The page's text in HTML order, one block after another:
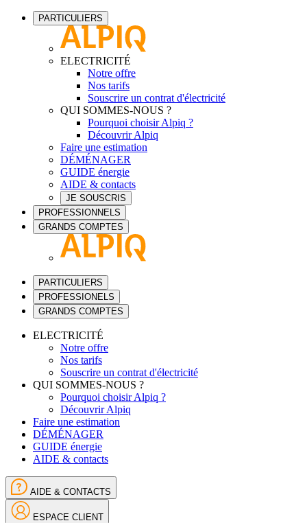
PARTICULIERS
ELECTRICITÉ
Notre offre
Nos tarifs
Souscrire un contrat d'électricité
QUI SOMMES-NOUS ?
Pourquoi choisir Alpiq ?
Découvrir Alpiq
Faire une estimation
DÉMÉNAGER
GUIDE énergie
AIDE & contacts
JE SOUSCRIS
PROFESSIONNELS
GRANDS COMPTES
PARTICULIERS
PROFESSIONELS
GRANDS COMPTES
ELECTRICITÉ
Notre offre
Nos tarifs
Souscrire un contrat d'électricité
QUI SOMMES-NOUS ?
Pourquoi choisir Alpiq ?
Découvrir Alpiq
Faire une estimation
DÉMÉNAGER
GUIDE énergie
AIDE & contacts
AIDE & CONTACTS
ESPACE CLIENT